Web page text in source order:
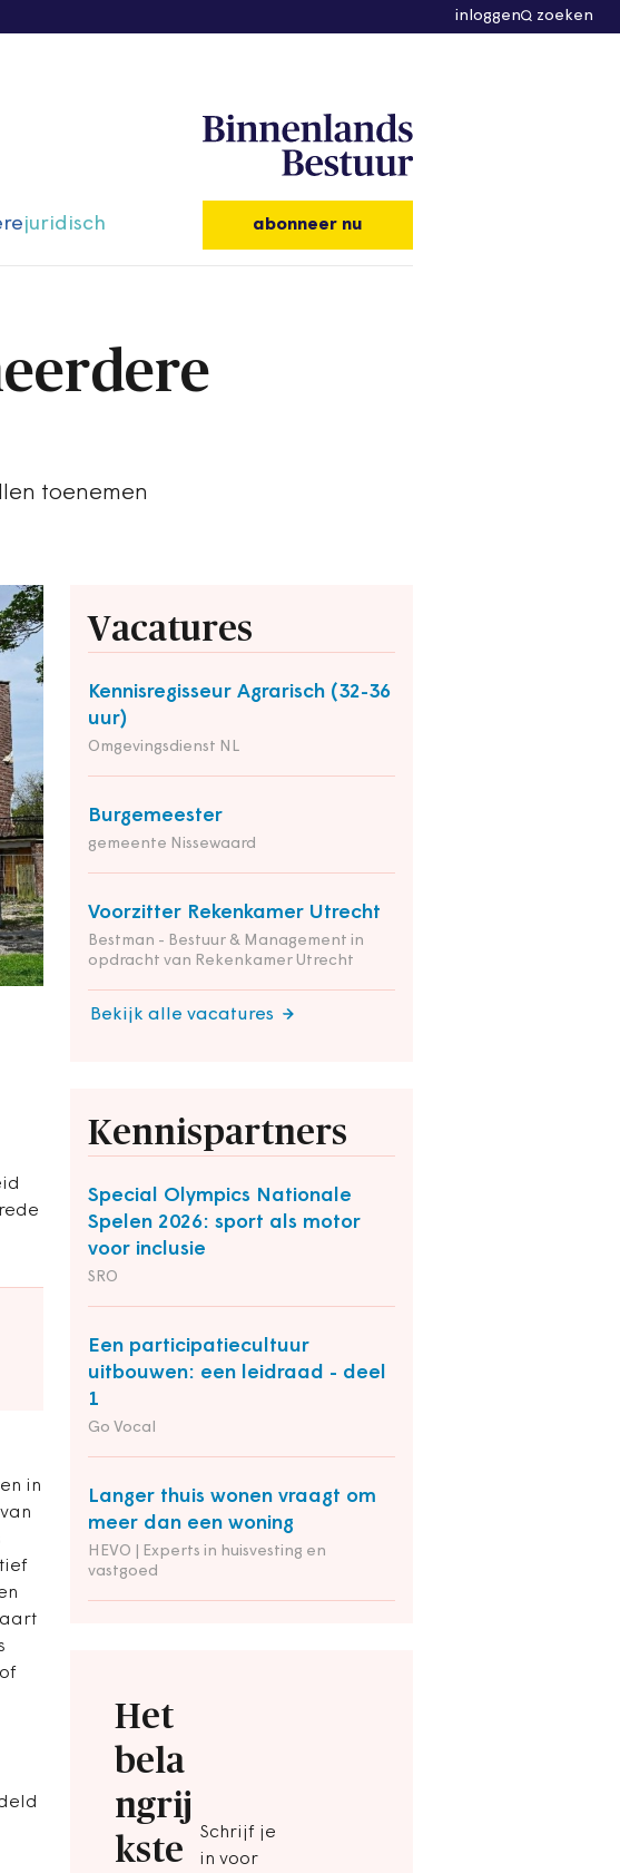
inloggen zoeken
juridisch abonneer nu
toenemen
in
Vacatures
Kennisregisseur Agrarisch (32-36
uur)
Omgevingsdienst NL
Burgemeester
gemeente Nissewaard
Voorzitter Rekenkamer Utrecht
Bestman - Bestuur & Management in
opdracht van Rekenkamer Utrecht
Bekijk alle vacatures
Kennispartners
Special Olympics Nationale
Spelen 2026: sport als motor
voor inclusie
SRO
Een participatiecultuur
uitbouwen: een leidraad - deel
1
Go Vocal
Langer thuis wonen vraagt om
meer dan een woning
HEVO | Experts in huisvesting en
vastgoed
Het
bela
ngrij
kste
Schrijf je
in voor